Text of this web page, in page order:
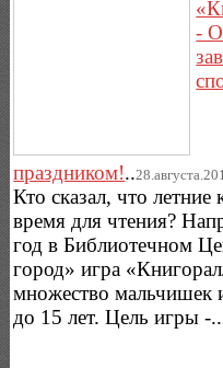
-
праздником!..
Кто сказал, что
время для чтения?
год в Библиотечном
город» игра
множество мальчишек
до 15 лет. Цель игры -